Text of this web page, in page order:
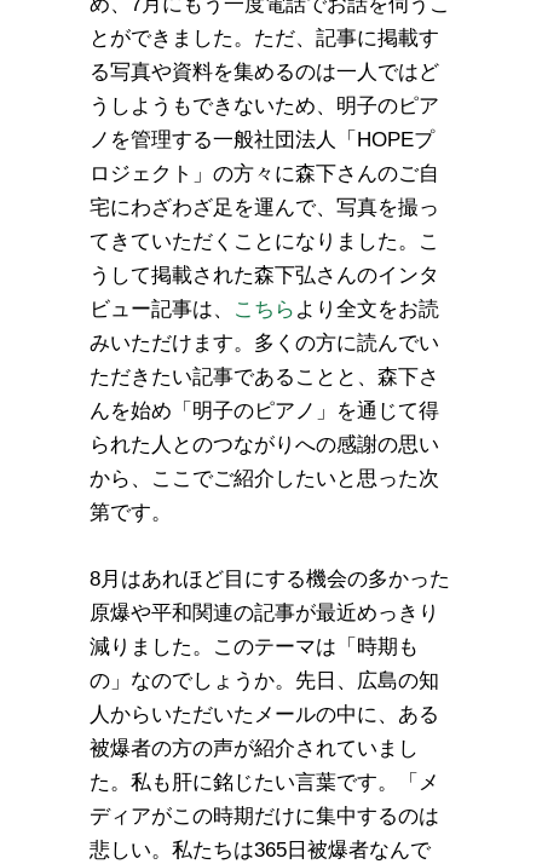
め、7月にもう一度電話でお話を伺うこ
とができました。ただ、記事に掲載す
る写真や資料を集めるのは一人ではど
うしようもできないため、明子のピア
ノを管理する一般社団法人「HOPEプ
ロジェクト」の方々に森下さんのご自
宅にわざわざ足を運んで、写真を撮っ
てきていただくことになりました。こ
うして掲載された森下弘さんのインタ
ビュー記事は、
こちら より全文をお読
みいただけます。多くの方に読んでい
ただきたい記事であることと、森下さ
んを始め「明子のピアノ」を通じて得
られた人とのつながりへの感謝の思い
から、ここでご紹介したいと思った次
第です。
8月はあれほど目にする機会の多かった
原爆や平和関連の記事が最近めっきり
減りました。このテーマは「時期も
の」なのでしょうか。先日、広島の知
人からいただいたメールの中に、ある
被爆者の方の声が紹介されていまし
た。私も肝に銘じたい言葉です。「メ
ディアがこの時期だけに集中するのは
悲しい。私たちは365日被爆者なんで